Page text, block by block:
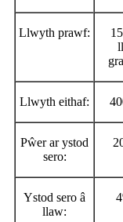
Llwyth prawf:
Llwyth eithaf:
Pŵer ar ystod
sero:
Ystod sero â
llaw: